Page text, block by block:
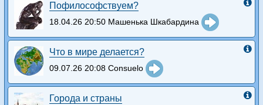
Пофилософствуем?
18.04.26 20:50 Машенька Шкабардина
Что в мире делается?
09.07.26 20:08 Consuelo
Города и страны